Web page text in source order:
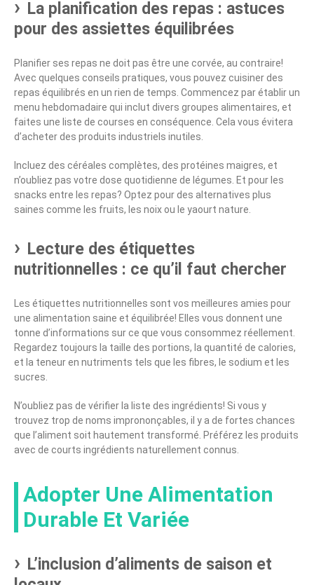
La planification des repas : astuces
pour des assiettes équilibrées
Planifier ses repas ne doit pas être une corvée, au contraire!
Avec quelques conseils pratiques, vous pouvez cuisiner des
repas équilibrés en un rien de temps. Commencez par établir un
menu hebdomadaire qui inclut divers groupes alimentaires, et
faites une liste de courses en conséquence. Cela vous évitera
d’acheter des produits industriels inutiles.
Incluez des céréales complètes, des protéines maigres, et
n’oubliez pas votre dose quotidienne de légumes. Et pour les
snacks entre les repas? Optez pour des alternatives plus
saines comme les fruits, les noix ou le yaourt nature.
Lecture des étiquettes
nutritionnelles : ce qu’il faut chercher
Les étiquettes nutritionnelles sont vos meilleures amies pour
une alimentation saine et équilibrée! Elles vous donnent une
tonne d’informations sur ce que vous consommez réellement.
Regardez toujours la taille des portions, la quantité de calories,
et la teneur en nutriments tels que les fibres, le sodium et les
sucres.
N’oubliez pas de vérifier la liste des ingrédients! Si vous y
trouvez trop de noms imprononçables, il y a de fortes chances
que l’aliment soit hautement transformé. Préférez les produits
avec de courts ingrédients naturellement connus.
Adopter Une Alimentation
Durable Et Variée
L’inclusion d’aliments de saison et